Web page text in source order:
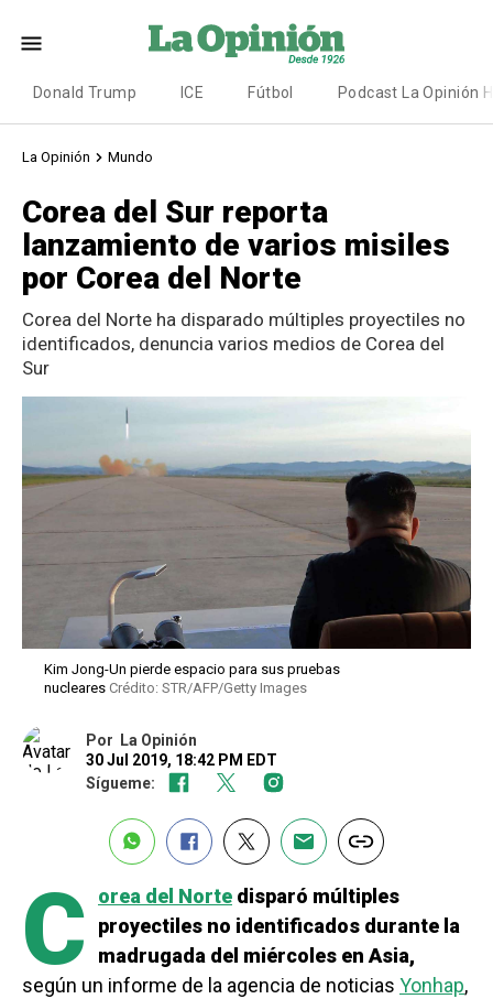
Donald Trump ICE Fútbol Podcast La Opinión
La Opinión Mundo
Corea del Sur reporta
lanzamiento de varios misiles
por Corea del Norte
Corea del Norte ha disparado múltiples proyectiles no
identificados, denuncia varios medios de Corea del
Sur
Kim Jong-Un pierde espacio para sus pruebas
nucleares Crédito: STR/AFP/Getty Images
Por
La Opinión
30 Jul 2019, 18:42 PM EDT
Sígueme:
C orea del Norte disparó múltiples
proyectiles no identificados durante la
madrugada del miércoles en Asia,
según un informe de la agencia de noticias Yonhap,